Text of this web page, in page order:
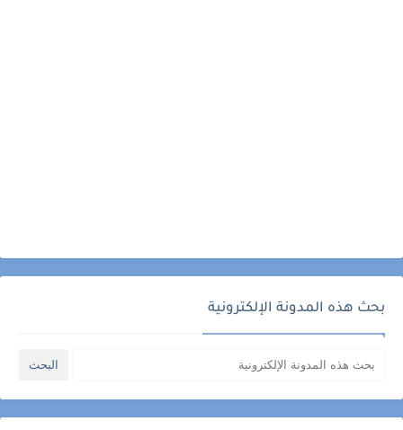
بحث هذه المدونة الإلكترونية